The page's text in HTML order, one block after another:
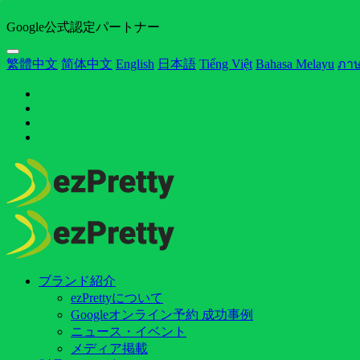
Google公式認定パートナー
繁體中文 简体中文 English 日本語 Tiếng Việt Bahasa Melayu ภา
ブランド紹介
ezPrettyについて
Googleオンライン予約 成功事例
ニュース・イベント
メディア掲載